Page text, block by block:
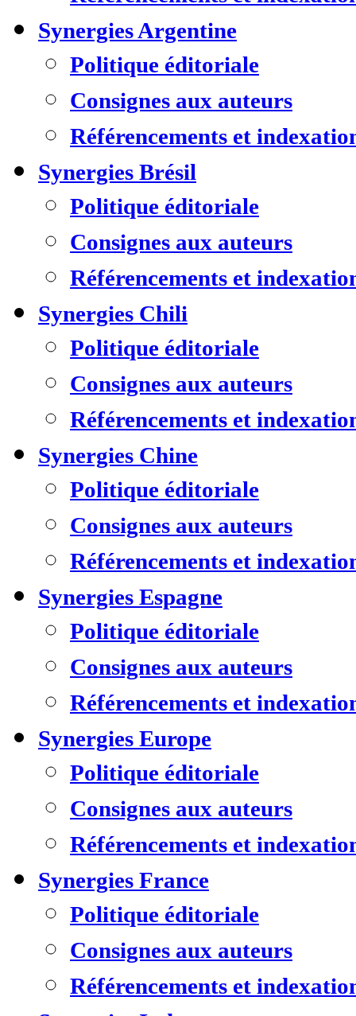
Synergies Argentine
Politique éditoriale
Consignes aux auteurs
Référencements et
Synergies Brésil
Politique éditoriale
Consignes aux auteurs
Référencements et
Synergies Chili
Politique éditoriale
Consignes aux auteurs
Référencements et
Synergies Chine
Politique éditoriale
Consignes aux auteurs
Référencements et
Synergies Espagne
Politique éditoriale
Consignes aux auteurs
Référencements et
Synergies Europe
Politique éditoriale
Consignes aux auteurs
Référencements et
Synergies France
Politique éditoriale
Consignes aux auteurs
Référencements et